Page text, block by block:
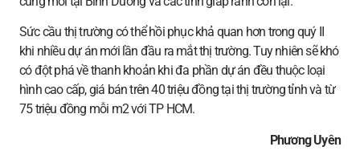
Sức cầu thị trường có thể hồi phục khả quan hơn trong quý II
khi nhiều dự án mới lần đầu ra mắt thị trường. Tuy nhiên sẽ khó
có đột phá về thanh khoản khi đa phần dự án đều thuộc loại
hình cao cấp, giá bán trên 40 triệu đồng tại thị trường tỉnh và từ
75 triệu đồng mỗi m2 với TP HCM.
Phương Uyên